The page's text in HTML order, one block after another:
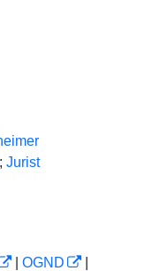
; Jurist
OGND